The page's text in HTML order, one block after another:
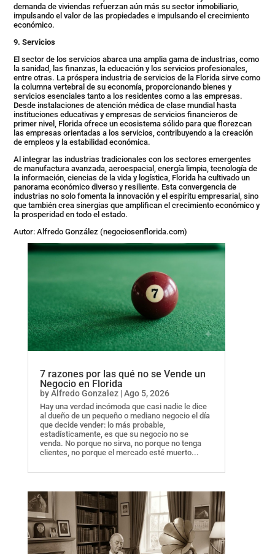
demanda de viviendas refuerzan aún más su sector inmobiliario,
impulsando el valor de las propiedades e impulsando el crecimiento
económico.
9. Servicios
El sector de los servicios abarca una amplia gama de industrias, como
la sanidad, las finanzas, la educación y los servicios profesionales,
entre otras. La próspera industria de servicios de la Florida sirve como
la columna vertebral de su economía, proporcionando bienes y
servicios esenciales tanto a los residentes como a las empresas.
Desde instalaciones de atención médica de clase mundial hasta
instituciones educativas y empresas de servicios financieros de
primer nivel, Florida ofrece un ecosistema sólido para que florezcan
las empresas orientadas a los servicios, contribuyendo a la creación
de empleos y la estabilidad económica.
Al integrar las industrias tradicionales con los sectores emergentes
de manufactura avanzada, aeroespacial, energía limpia, tecnología de
la información, ciencias de la vida y logística, Florida ha cultivado un
panorama económico diverso y resiliente. Esta convergencia de
industrias no solo fomenta la innovación y el espíritu empresarial, sino
que también crea sinergias que amplifican el crecimiento económico y
la prosperidad en todo el estado.
Autor: Alfredo González (negociosenflorida.com)
7 razones por las qué no se Vende un
Negocio en Florida
byAlfredo Gonzalez|Ago 5, 2026
Hay una verdad incómoda que casi nadie le dice
al dueño de un pequeño o mediano negocio el día
que decide vender: lo más probable,
estadísticamente, es que su negocio no se
venda. No porque no sirva, no porque no tenga
clientes, no porque el mercado esté muerto...